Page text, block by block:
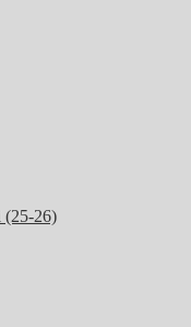
(25-26)